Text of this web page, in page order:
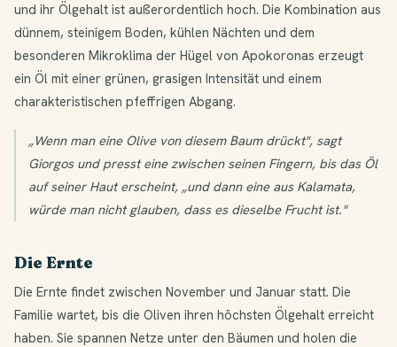
und ihr Ölgehalt ist außerordentlich hoch. Die Kombination aus
dünnem, steinigem Boden, kühlen Nächten und dem
besonderen Mikroklima der Hügel von Apokoronas erzeugt
ein Öl mit einer grünen, grasigen Intensität und einem
charakteristischen pfeffrigen Abgang.
„Wenn man eine Olive von diesem Baum drückt", sagt
Giorgos und presst eine zwischen seinen Fingern, bis das Öl
auf seiner Haut erscheint, „und dann eine aus Kalamata,
würde man nicht glauben, dass es dieselbe Frucht ist."
Die Ernte
Die Ernte findet zwischen November und Januar statt. Die
Familie wartet, bis die Oliven ihren höchsten Ölgehalt erreicht
haben. Sie spannen Netze unter den Bäumen und holen die